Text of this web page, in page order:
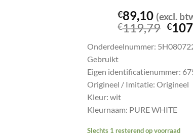
€89,10 (excl.
€119,79
was:
€
Onderdeelnummer:
Gebruikt
Eigen identificatienummer:
Origineel / Imitatie: Origineel
Kleur: wit
Kleurnaam: PURE WHITE
Slechts 1 resterend op voorraad